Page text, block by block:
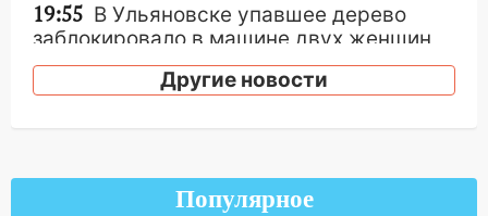
19:55 В Ульяновске упавшее дерево
заблокировало в машине двух женщин
В Ульяновской области
ремонтируют девять мостов: один уже
урагана 8 августа
Другие новости
Популярное